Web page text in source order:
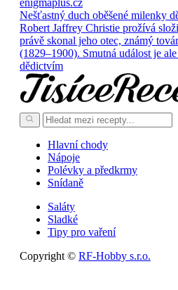
Nešťastný duch oběšené milenky
Robert Jaffrey Christie prožívá
právě skonal jeho otec, známý
(1829–1900). Smutná událost je
dědictvím
Hlavní chody
Nápoje
Polévky a předkrmy
Snídaně
Saláty
Sladké
Tipy pro vaření
Copyright © RF-Hobby s.r.o.